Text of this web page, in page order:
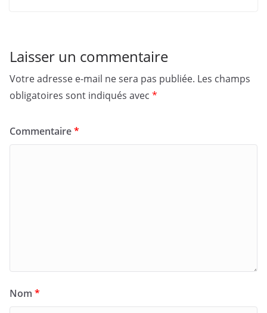
Laisser un commentaire
Votre adresse e-mail ne sera pas publiée. Les champs
obligatoires sont indiqués avec *
Commentaire*
Nom *